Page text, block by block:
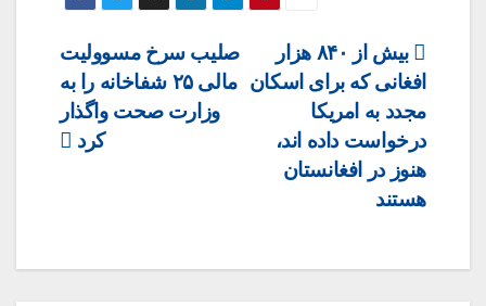
Post
navigation
صلیب سرخ مسوولیت
مالی ۲۵ شفاخانه را به
وزارت صحت واگذار
کرد
بیش از ۸۴۰ هزار
افغانی که برای اسکان
مجدد به امریکا
درخواست داده اند،
هنوز در افغانستان
هستند